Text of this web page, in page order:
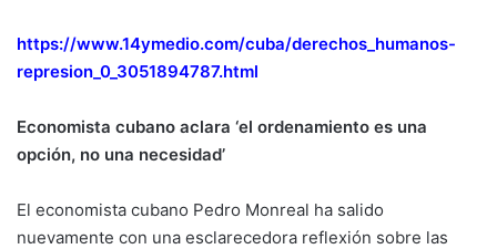
https://www.14ymedio.com/cuba/derechos_humanos-
represion_0_3051894787.html
Economista cubano aclara ‘el ordenamiento es una
opción, no una necesidad’
El economista cubano Pedro Monreal ha salido
nuevamente con una esclarecedora reflexión sobre las